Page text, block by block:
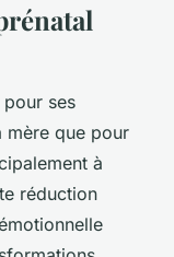
ses
mère que pour
à
réduction